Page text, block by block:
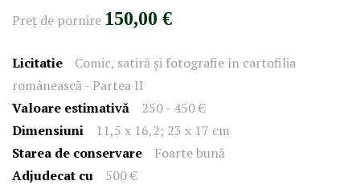
Preţ de pornire 150,00 €
Licitatie
Comic, satiră și fotografie în cartofilia
românească - Partea II
Valoare estimativă
250 - 450 €
Dimensiuni
11,5 x 16,2; 23 x 17 cm
Starea de conservare
Foarte bună
Adjudecat cu
500 €